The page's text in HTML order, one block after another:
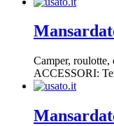
Camper, roulotte,
ACCESSORI: